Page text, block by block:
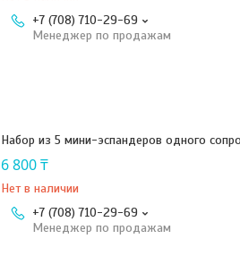
+7 (708) 710-29-69
Менеджер по продажам
Набор из 5 мини-эспандеров одного
6 800 ₸
Нет в наличии
+7 (708) 710-29-69
Менеджер по продажам